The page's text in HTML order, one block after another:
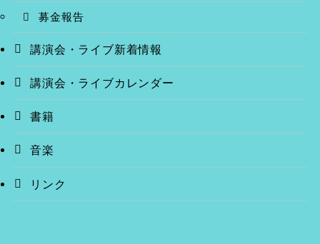
募金報告
講演会・ライブ新着情報
講演会・ライブカレンダー
書籍
音楽
リンク